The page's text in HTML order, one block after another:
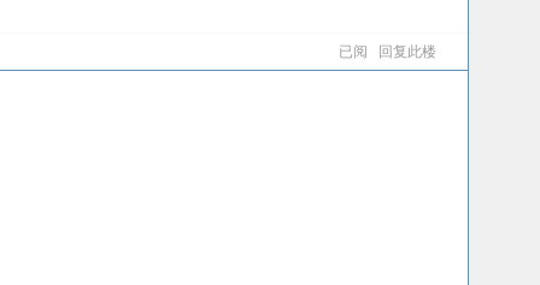
已阅 回复此楼